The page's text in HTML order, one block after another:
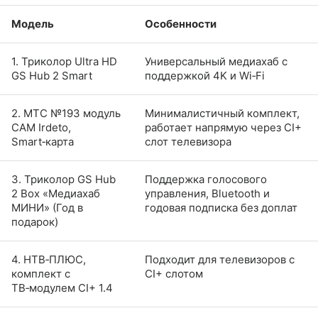
Модель Особенности
1. Триколор Ultra HD
GS Hub 2 Smart
Универсальный медиахаб с
поддержкой 4K и Wi‑Fi
2. МТС №193 модуль
CAM Irdeto,
Smart‑карта
Минималистичный комплект,
работает напрямую через CI+
слот телевизора
3. Триколор GS Hub
2 Box «Медиахаб
МИНИ» (Год в
подарок)
Поддержка голосового
управления, Bluetooth и
годовая подписка без доплат
4. НТВ‑ПЛЮС,
комплект с
ТВ‑модулем CI+ 1.4
Подходит для телевизоров с
CI+ слотом